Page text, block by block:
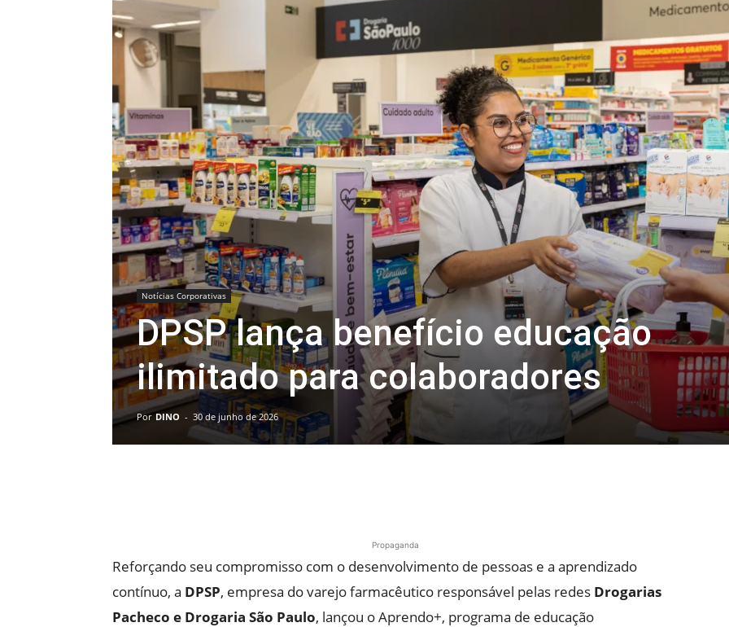
Notícias Corporativas
DPSP lança benefício educação
ilimitado para colaboradores
Por DINO - 30 de junho de 2026
Propaganda
Reforçando seu compromisso com o desenvolvimento de pessoas e a aprendizado
contínuo, a DPSP, empresa do varejo farmacêutico responsável pelas redes Drogarias
Pacheco e Drogaria São Paulo, lançou o Aprendo+, programa de educação